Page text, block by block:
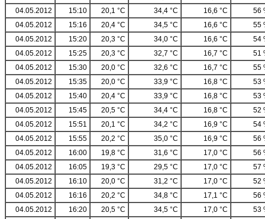
04.05.2012
15:10 20,1 °C 34,4 °C 16,6 °C
56
04.05.2012
15:16 20,4 °C 34,5 °C 16,6 °C
55
04.05.2012
15:20 20,3 °C 34,0 °C 16,6 °C
54
04.05.2012
15:25 20,3 °C 32,7 °C 16,7 °C
51
04.05.2012
15:30 20,0 °C 32,6 °C 16,7 °C
55
04.05.2012
15:35 20,0 °C 33,9 °C 16,8 °C
53
04.05.2012
15:40 20,4 °C 33,9 °C 16,8 °C
53
04.05.2012
15:45 20,5 °C 34,4 °C 16,8 °C
52
04.05.2012
15:51 20,1 °C 34,2 °C 16,9 °C
54
04.05.2012
15:55 20,2 °C 35,0 °C 16,9 °C
56
04.05.2012
16:00 19,8 °C 31,6 °C 17,0 °C
56
04.05.2012
16:05 19,3 °C 29,5 °C 17,0 °C
57
04.05.2012
16:10 20,0 °C 31,2 °C 17,0 °C
52
04.05.2012
16:16 20,2 °C 34,8 °C 17,1 °C
56
04.05.2012
16:20 20,5 °C 34,5 °C 17,0 °C
53